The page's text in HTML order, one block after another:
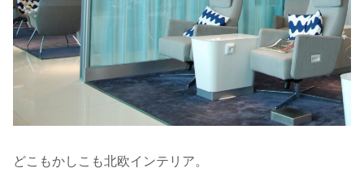
どこもかしこも北欧インテリア。